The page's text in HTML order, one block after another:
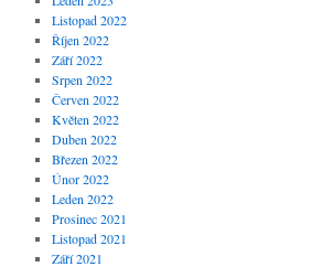
Listopad 2022
Říjen 2022
Září 2022
Srpen 2022
Červen 2022
Květen 2022
Duben 2022
Březen 2022
Únor 2022
Leden 2022
Prosinec 2021
Listopad 2021
Září 2021